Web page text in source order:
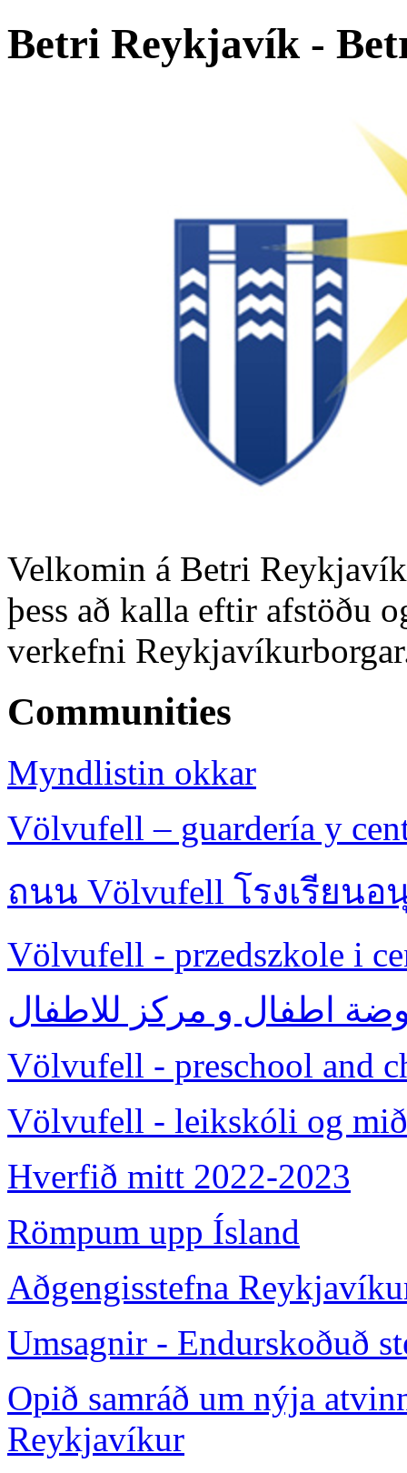
Betri Reykjavík -
Velkomin á Betri
þess að kalla eftir afstöðu
verkefni
Communities
Myndlistin okkar
Völvufell – guardería y
ถนน Völvufell โรงเรียน
Völvufell - przedszkole i
اطفال و مرکز للاطفال
Völvufell - preschool and
Völvufell - leikskóli og
Hverfið mitt 2022-2023
Römpum upp Ísland
Aðgengisstefna
Umsagnir - Endurskoðuð
Opið samráð um nýja
Reykjavíkur